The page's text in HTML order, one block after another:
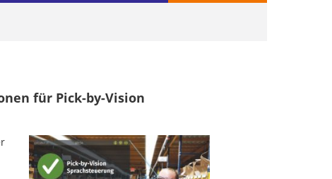
für Pick-by-Vision